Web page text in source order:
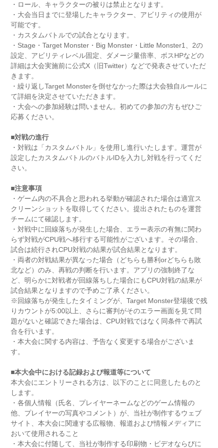
・ロール、キャラクターの被りは禁止となります。
・大会当日までに登場したキャラクター、アビリティの使用が
可能です。
・カスタムバトルでの試合となります。
・Stage・Target Monster・Big Monster・Little Monster1、2の
設定、アビリティレベル固定、ダメージ量倍率、ボスHPなどの
詳細は大会実施前に公式X（旧Twitter）などで発表させていただ
きます。
・繰り返しTarget Monsterを倒せなかった際は大会独自ルールに
て詳細を決定させていただきます。
・大会への参加経験は問いません。初めての参加の方もぜひご
応募ください。
■対戦の進行
・対戦は「カスタムバトル」を使用し進行いたします。運営が
設定したカスタムバトルのバトルIDを入力し対戦を行ってくだ
さい。
■注意事項
・ゲーム内の不具合と思われる挙動が確認された場合は適宜ス
クリーンショットを取得してください。提出されたものを運営
チームにて確認します。
・対戦中に回線落ちが発生した場合、エラー表示の有無に関わ
らず対戦がCPU戦へ移行する可能性がございます。その場合、
試合は続行されCPU対戦の結果が試合結果となります。
・両者の対戦結果が異なった場合（どちらも勝利orどちらも敗
北など）のみ、再戦の判断を行います。アプリの強制終了な
ど、明らかに対戦者が回線落ちした場合にもCPU対戦の結果が
試合結果となりますので予めご了承ください。
※回線落ちが発生したタイミングが、Target Monster登場後で残
りカウントが5:00以上、さらに審判がそのエラー画面を見て問
題がないと確認できた場合は、CPU対戦ではなく同条件で再試
合を行います。
・本大会に関する内容は、予告なく変更する場合がございま
す。
■本大会中における記録および報道等について
本大会にエントリーされる方は、以下のことに同意したものと
します。
・各個人情報（氏名、プレイヤーネームなどのゲーム情報の
他、プレイヤーの写真やコメント）が、当社が制作するウェブ
サイト、本大会に関連する広報物、報道および情報メディアに
おいて使用されること
・本大会に付随して、当社が制作する印刷物・ビデオならびに